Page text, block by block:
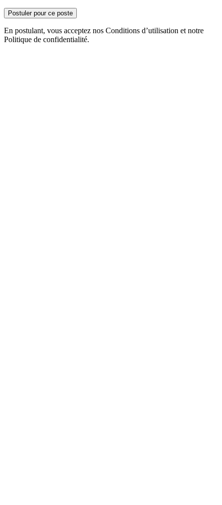
Postuler pour ce poste
En postulant, vous acceptez nos Conditions d’utilisation et notre
Politique de confidentialité.